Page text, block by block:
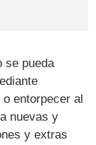
se pueda
entorpecer al
nuevas y
y extras